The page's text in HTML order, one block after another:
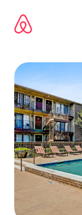
directement